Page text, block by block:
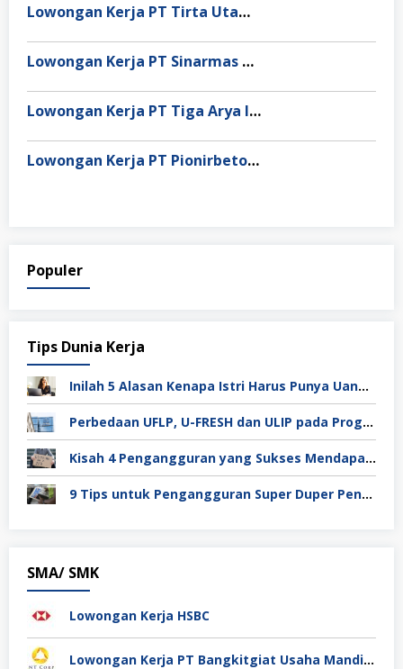
Lowongan Kerja PT Tirta Utama Abadi
Lowongan Kerja PT Sinarmas Distribusi Nusantara
Lowongan Kerja PT Tiga Arya Inggil
Lowongan Kerja PT Pionirbeton Industri
Populer
Tips Dunia Kerja
Inilah 5 Alasan Kenapa Istri Harus Punya Uang Sendiri Setelah Menikah
Perbedaan UFLP, U-FRESH dan ULIP pada Program Unilever
Kisah 4 Pengangguran yang Sukses Mendapat Kerja
9 Tips untuk Pengangguran Super Duper Penting
SMA/ SMK
Lowongan Kerja HSBC
Lowongan Kerja PT Bangkitgiat Usaha Mandiri (NT Corp)